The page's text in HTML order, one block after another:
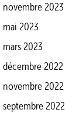
novembre 2023
mai 2023
mars 2023
décembre 2022
novembre 2022
septembre 2022